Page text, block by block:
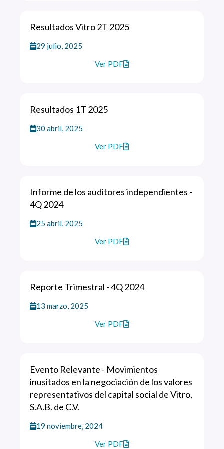
Resultados Vitro 2T 2025
29 julio, 2025
Ver PDF
Resultados 1T 2025
30 abril, 2025
Ver PDF
Informe de los auditores independientes -
4Q 2024
25 abril, 2025
Ver PDF
Reporte Trimestral - 4Q 2024
13 marzo, 2025
Ver PDF
Evento Relevante - Movimientos
inusitados en la negociación de los valores
representativos del capital social de Vitro,
S.A.B. de C.V.
19 noviembre, 2024
Ver PDF